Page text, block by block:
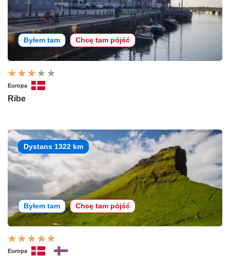
Byłem tam Chcę tam pójść
Europa
Ribe
Dystans 1322 km
Byłem tam Chcę tam pójść
Europa